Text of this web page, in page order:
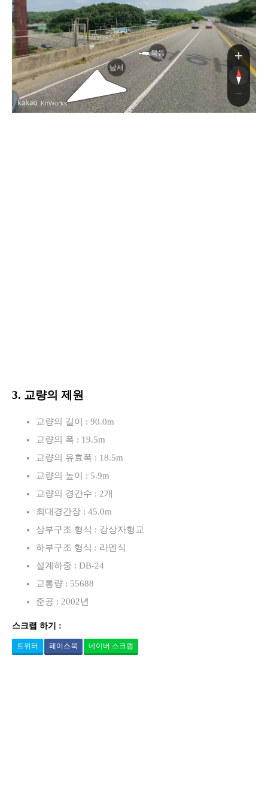
남서
북동
, KnWorks
3. 교량의 제원
교량의 길이 : 90.0m
교량의 폭 : 19.5m
교량의 유효폭 : 18.5m
교량의 높이 : 5.9m
교량의 경간수 : 2개
최대경간장 : 45.0m
상부구조 형식 : 강상자형교
하부구조 형식 : 라멘식
설계하중 : DB-24
교통량 : 55688
준공 : 2002년
스크랩 하기 :
트위터 페이스북 네이버 스크랩